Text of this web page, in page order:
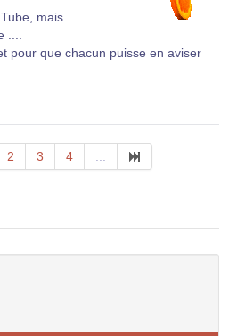
mais
pour que chacun puisse en aviser
2 3 4